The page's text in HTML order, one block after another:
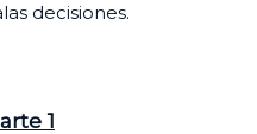
decisiones.
1